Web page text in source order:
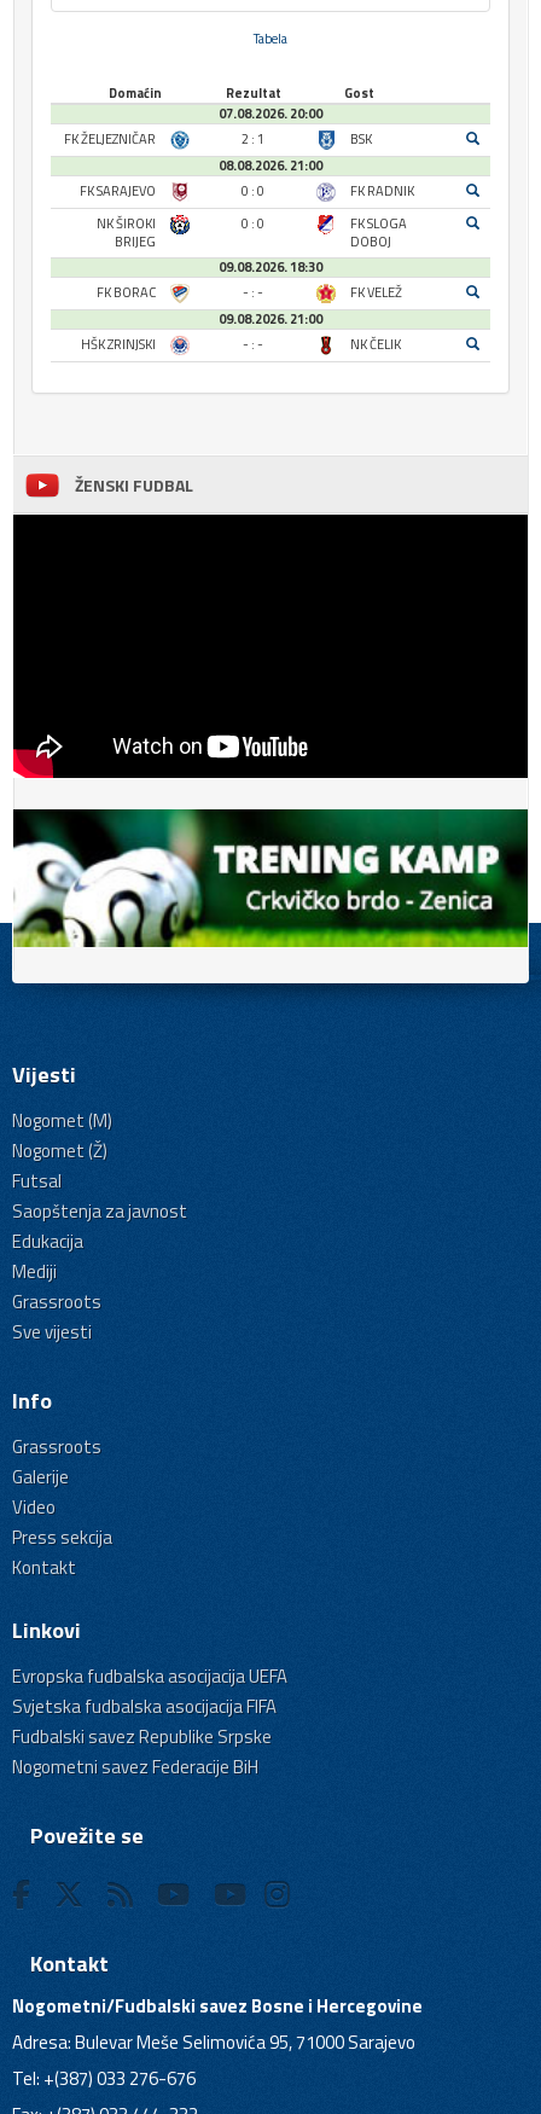
Tabela
Domaćin Rezultat
Gost
07.08.2026. 20:00
FK ŽELJEZNIČAR
2 : 1
BSK
08.08.2026. 21:00
FK SARAJEVO
0 : 0
FK RADNIK
NK ŠIROKI
BRIJEG
0 : 0
FK SLOGA
DOBOJ
09.08.2026. 18:30
FK BORAC
- : -
FK VELEŽ
09.08.2026. 21:00
HŠK ZRINJSKI
- : - NK ČELIK
ŽENSKI FUDBAL
Vijesti
Nogomet (M)
Nogomet (Ž)
Futsal
Saopštenja za javnost
Edukacija
Mediji
Grassroots
Sve vijesti
Info
Grassroots
Galerije
Video
Press sekcija
Kontakt
Linkovi
Evropska fudbalska asocijacija UEFA
Svjetska fudbalska asocijacija FIFA
Fudbalski savez Republike Srpske
Nogometni savez Federacije BiH
Povežite se
Kontakt
Nogometni/Fudbalski savez Bosne i Hercegovine
Adresa: Bulevar Meše Selimovića 95, 71000 Sarajevo
Tel: +(387) 033 276-676